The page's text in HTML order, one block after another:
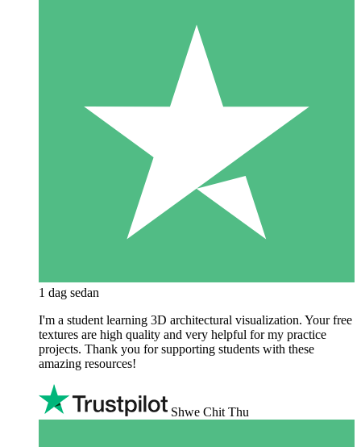
1 dag sedan
I'm a student learning 3D architectural visualization. Your free
textures are high quality and very helpful for my practice
projects. Thank you for supporting students with these
amazing resources!
Shwe Chit Thu